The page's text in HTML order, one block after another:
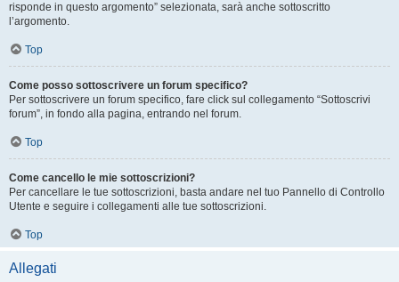
risponde in questo argomento” selezionata, sarà anche sottoscritto
l’argomento.
Top
Come posso sottoscrivere un forum specifico?
Per sottoscrivere un forum specifico, fare click sul collegamento “Sottoscrivi
forum”, in fondo alla pagina, entrando nel forum.
Top
Come cancello le mie sottoscrizioni?
Per cancellare le tue sottoscrizioni, basta andare nel tuo Pannello di Controllo
Utente e seguire i collegamenti alle tue sottoscrizioni.
Top
Allegati